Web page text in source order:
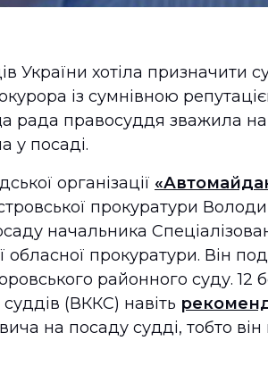
України хотіла призначити
із сумнівною
правосуддя зважила на
у посаді.
організації
прокуратури
начальника
обласної прокуратури. Він
районного суду. 12
(ВККС) навіть
на посаду судді, тобто